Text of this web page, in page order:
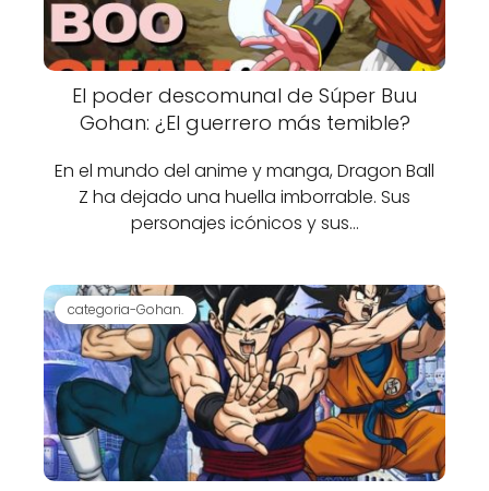
El poder descomunal de Súper Buu
Gohan: ¿El guerrero más temible?
En el mundo del anime y manga, Dragon Ball
Z ha dejado una huella imborrable. Sus
personajes icónicos y sus…
categoria-Gohan.